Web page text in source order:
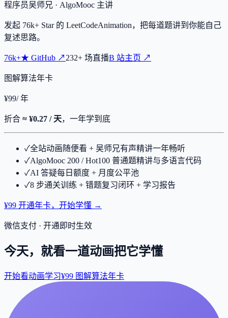
程序员吴师兄 · AlgoMooc 主讲
发起 76k+ Star 的 LeetCodeAnimation，把每道题讲到你能自己
复述思路。
76k+★ GitHub ↗232+ 场直播B 站主页 ↗
图解算法年卡
¥99/ 年
折合 ≈ ¥0.27 / 天，一年学到底
✓全站动画随便看 + 吴师兄有声精讲一年畅听
✓AlgoMooc 200 / Hot100 普通题精讲与多语言代码
✓AI 答疑每日额度 + 月度公平池
✓8 步通关训练 + 错题复习闭环 + 学习报告
¥99 开通年卡，开始学懂 →
微信支付 · 开通即时生效
今天，就看一道动画把它学懂
开始看动画学习¥99 图解算法年卡